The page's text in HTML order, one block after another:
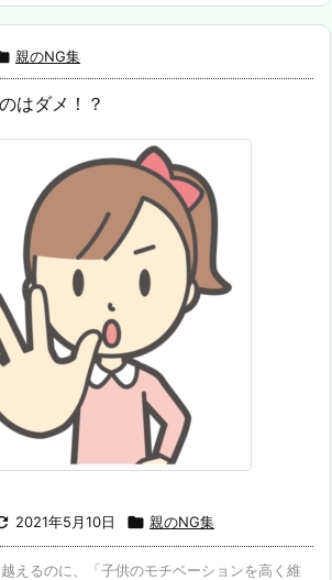
親のNG集
はダメ！？
2021年5月10日  親のNG集
えるのに、「子供のモチベーションを高く維